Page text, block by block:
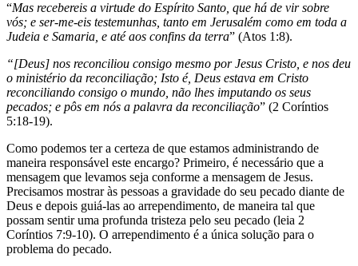
“Mas recebereis a virtude do Espírito Santo, que há de vir sobre
vós; e ser-me-eis testemunhas, tanto em Jerusalém como em toda a
Judeia e Samaria, e até aos confins da terra” (Atos 1:8).
“[Deus] nos reconciliou consigo mesmo por Jesus Cristo, e nos deu
o ministério da reconciliação; Isto é, Deus estava em Cristo
reconciliando consigo o mundo, não lhes imputando os seus
pecados; e pôs em nós a palavra da reconciliação” (2 Coríntios
5:18-19).
Como podemos ter a certeza de que estamos administrando de
maneira responsável este encargo? Primeiro, é necessário que a
mensagem que levamos seja conforme a mensagem de Jesus.
Precisamos mostrar às pessoas a gravidade do seu pecado diante de
Deus e depois guiá-las ao arrependimento, de maneira tal que
possam sentir uma profunda tristeza pelo seu pecado (leia 2
Coríntios 7:9-10). O arrependimento é a única solução para o
problema do pecado.